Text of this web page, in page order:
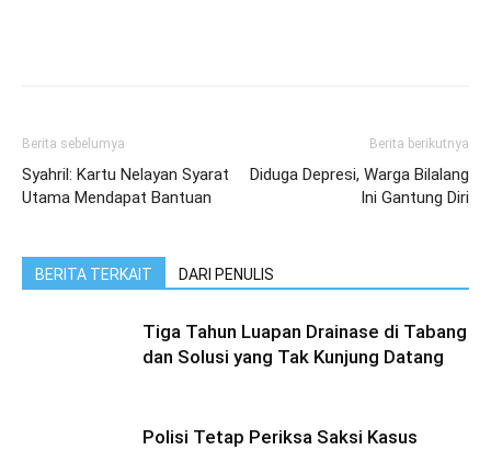
Berita sebelumya
Syahril: Kartu Nelayan Syarat
Utama Mendapat Bantuan
Berita berikutnya
Diduga Depresi, Warga Bilalang
Ini Gantung Diri
BERITA TERKAIT DARI PENULIS
Tiga Tahun Luapan Drainase di Tabang
dan Solusi yang Tak Kunjung Datang
Polisi Tetap Periksa Saksi Kasus